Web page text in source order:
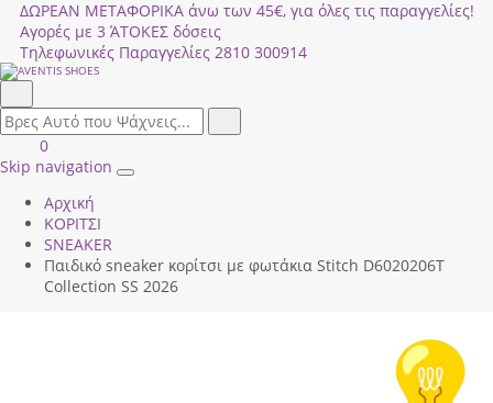
ΔΩΡΕΑΝ ΜΕΤΑΦΟΡΙΚΑ άνω των 45€, για όλες τις παραγγελίες!
Αγορές με 3 ΆΤΟΚΕΣ δόσεις
Τηλεφωνικές Παραγγελίες 2810 300914
field.search
Είσοδος
|
ΚΑΛΑΘΙ
ΑΓΟΡΩΝ
0
Skip navigation
Toggle
Αρχική
ΚΟΡΙΤΣΙ
SNEAKER
Παιδικό sneaker κορίτσι με φωτάκια Stitch D6020206Τ
Collection SS 2026